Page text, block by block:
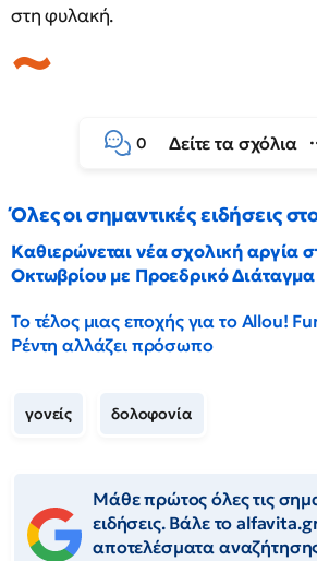
στη φυλακή.
0 Δείτε τα σχόλια
Όλες οι σημαντικές ειδήσεις
Καθιερώνεται νέα σχολική αργία
Οκτωβρίου με Προεδρικό Διάταγμα
Το τέλος μιας εποχής για το Allou!
Ρέντη αλλάζει πρόσωπο
γονείς δολοφονία
Μάθε πρώτος όλες τις
ειδήσεις. Βάλε το
αποτελέσματα